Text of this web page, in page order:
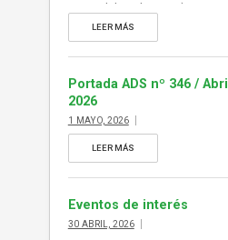
BOJA del 13 de mayo).
Constituye el principal
instrumento para coordinar,
ejecutar y evaluar las
actuaciones de promoción,
prevención y atención integral
adicciones a sustancias y
comportamientos. Información
ampliada […]
LEER MÁS
Portada ADS nº 346 / Abril
2026
1 MAYO, 2026
LEER MÁS
Eventos de interés
30 ABRIL, 2026